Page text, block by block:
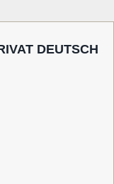
DEUTSCH